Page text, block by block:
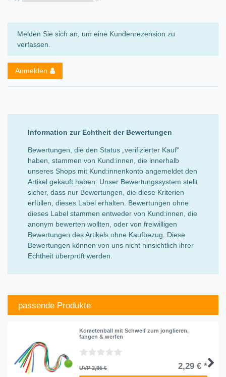
Melden Sie sich an, um eine Kundenrezension zu
verfassen.
Anmelden
Information zur Echtheit der Bewertungen
Bewertungen, die den Status „verifizierter Kauf“
haben, stammen von Kund:innen, die innerhalb
unseres Shops mit Kund:innenkonto angemeldet den
Artikel gekauft haben. Unser Bewertungssystem stellt
sicher, dass nur Bewertungen, die diese Kriterien
erfüllen, dieses Label erhalten. Bewertungen ohne
dieses Label stammen entweder von Kund:innen, die
anonym bewerten wollten, oder von freiwilligen
Bewertungen des Artikels ohne Kaufbezug. Diese
Bewertungen können von uns nicht hinsichtlich ihrer
Echtheit überprüft werden.
passende Produkte
Kometenball mit Schweif zum jonglieren,
fangen & werfen
UVP 2,95 € 2,29 € *